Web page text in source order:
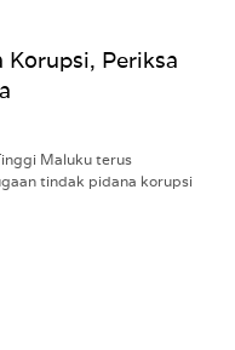
Periksa
Maluku terus
tindak pidana korupsi